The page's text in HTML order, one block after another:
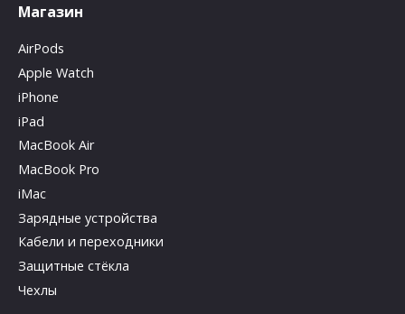
Магазин
AirPods
Apple Watch
iPhone
iPad
MacBook Air
MacBook Pro
iMac
Зарядные устройства
Кабели и переходники
Защитные стёкла
Чехлы